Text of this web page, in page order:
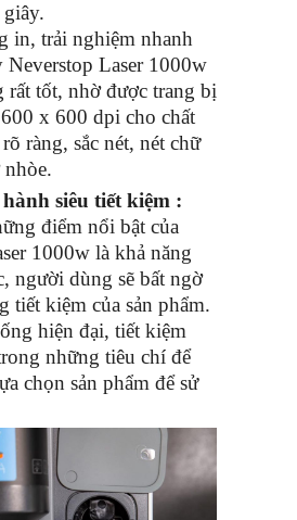
in, trải nghiệm nhanh
Laser 1000w
rất tốt, nhờ được trang bị
x 600 dpi cho chất
ràng, sắc nét, nét chữ
siêu tiết kiệm :
điểm nổi bật của
1000w là khả năng
người dùng sẽ bất ngờ
tiết kiệm của sản phẩm.
hiện đại, tiết kiệm
những tiêu chí để
chọn sản phẩm để sử